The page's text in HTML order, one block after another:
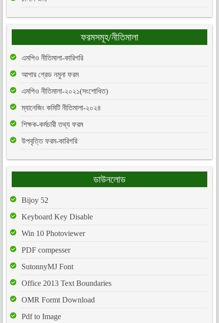
ফরমসমূহ/নীতিমালা
এমপিও নীতিমালা-কারিগরি
আপার গ্রেড নমুনা ফরম
এমপিও নীতিমালা-২০২১(সংশোধিত)
ম্যানেজিং কমিটি নীতিমালা-২০২৪
শিক্ষক-কর্মচারী তথ্য ফরম
উপবৃত্তি ফরম-কারিগরি
ডাউনলোড
Bijoy 52
Keyboard Key Disable
Win 10 Photoviewer
PDF compesser
SutonnyMJ Font
Office 2013 Text Boundaries
OMR Formt Download
Pdf to Image